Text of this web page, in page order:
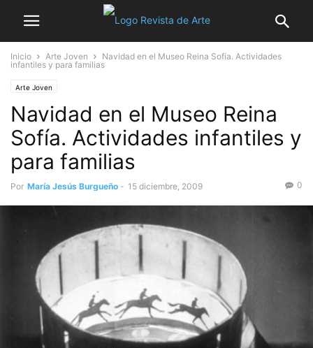
Inicio Arte Joven
Navidad en el Museo Reina Sofía. Actividades
infantiles y para familias
Arte Joven
Navidad en el Museo Reina
Sofía. Actividades infantiles y
para familias
Por María Jesús Burgueño - 15 diciembre, 2009 0